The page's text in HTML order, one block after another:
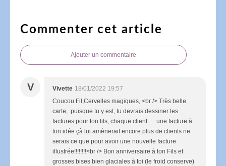
Commenter cet article
Ajouter un commentaire
V Vivette 18/01/2022 19:57
Coucou Fil,Cervelles magiques, <br /> Très belle
carte; puisque tu y est, tu devrais dessiner les
factures pour ton fils, chaque client..... une facture à
ton idée çà lui amènerait encore plus de clients ne
serais ce que pour avoir une nouvelle facture
illustrée!!!!!!!!<br /> Bon anniversaire à ton Fils et
grosses bises bien glaciales à toi (le froid conserve)